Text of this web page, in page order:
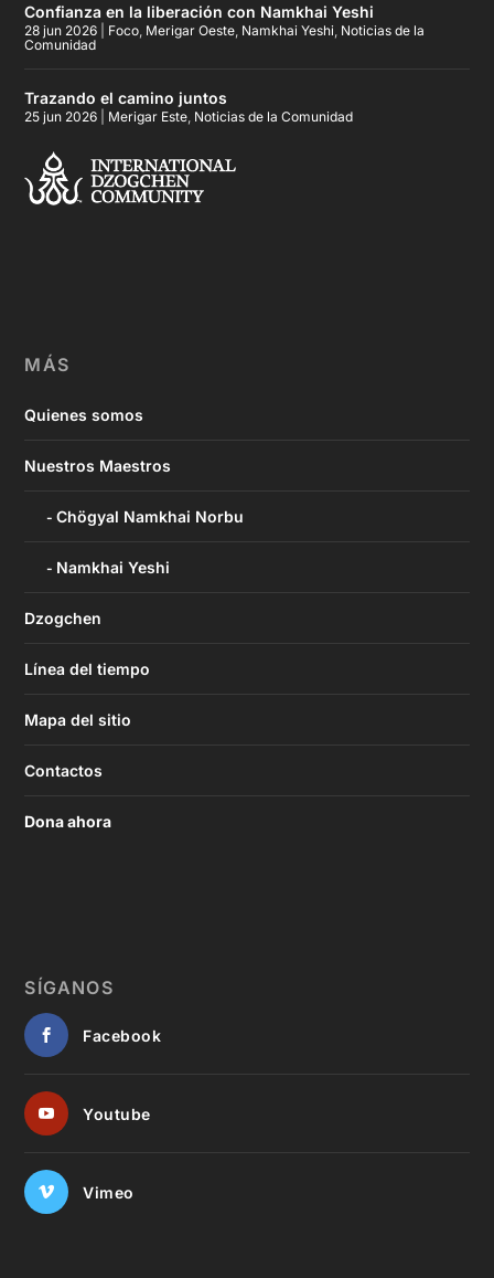
Confianza en la liberación con Namkhai Yeshi
28 jun 2026 Foco Merigar Oeste Namkhai Yeshi Noticias de la
Comunidad
Trazando el camino juntos
25 jun 2026 Merigar Este Noticias de la Comunidad
MÁS
Quienes somos
Nuestros Maestros
Chögyal Namkhai Norbu
Namkhai Yeshi
Dzogchen
Línea del tiempo
Mapa del sitio
Contactos
Dona ahora
SÍGANOS
Facebook
Youtube
Vimeo